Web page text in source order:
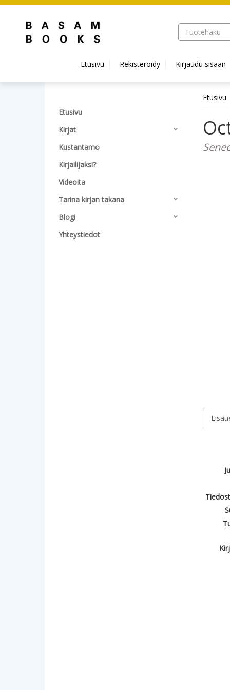
Hyppää pääsisältöön
Etusivu Rekisteröidy Kirjaudu sisään
Etusivu
Kirjat
Kustantamo
Kirjailijaksi?
Videoita
Tarina kirjan takana
Blogi
Yhteystiedot
Etusivu